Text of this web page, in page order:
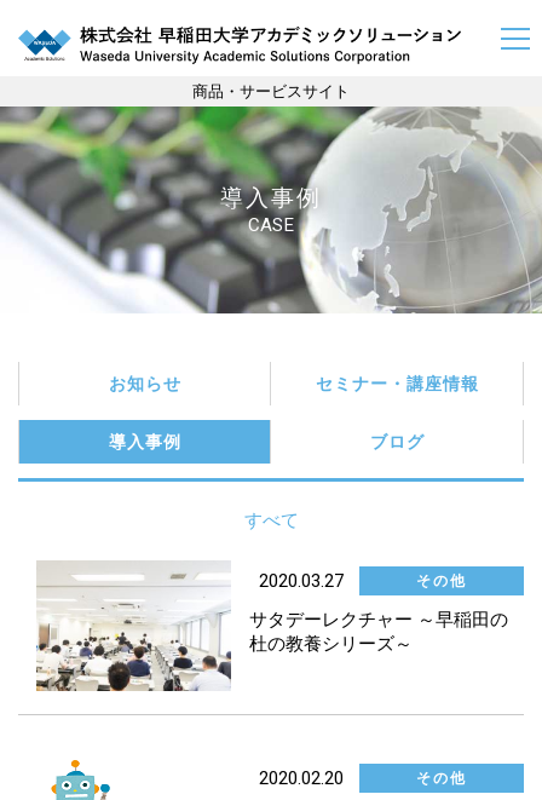
商品・サービスサイト
導入事例
CASE
お知らせ セミナー・講座情報
導入事例 ブログ
すべて
国際交流支援
語学プログラム
研究推進
教育DX
2020.03.27 その他
サタデーレクチャー ～早稲田の
杜の教養シリーズ～
2020.02.20 その他